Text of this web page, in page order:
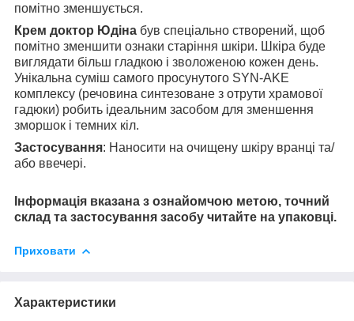
помітно зменшується.
Крем доктор Юдіна був спеціально створений, щоб
помітно зменшити ознаки старіння шкіри. Шкіра буде
виглядати більш гладкою і зволоженою кожен день.
Унікальна суміш самого просунутого SYN-AKE
комплексу (речовина синтезоване з отрути храмової
гадюки) робить ідеальним засобом для зменшення
зморшок і темних кіл.
Застосування: Наносити на очищену шкіру вранці та/
або ввечері.
Інформація вказана з ознайомчою метою, точний
склад та застосування засобу читайте на упаковці.
Приховати
Характеристики